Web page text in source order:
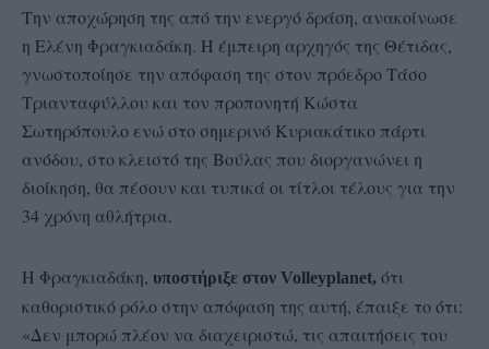
Την αποχώρηση της από την ενεργό δράση, ανακοίνωσε
η Ελένη Φραγκιαδάκη. Η έμπειρη αρχηγός της Θέτιδας,
γνωστοποίησε την απόφαση της στον πρόεδρο Τάσο
Τριανταφύλλου και τον προπονητή Κώστα
Σωτηρόπουλο ενώ στο σημερινό Κυριακάτικο πάρτι
ανόδου, στο κλειστό της Βούλας που διοργανώνει η
διοίκηση, θα πέσουν και τυπικά οι τίτλοι τέλους για την
34 χρόνη αθλήτρια.
Η Φραγκιαδάκη, υποστήριξε στον Volleyplanet, ότι
καθοριστικό ρόλο στην απόφαση της αυτή, έπαιξε το ότι:
«Δεν μπορώ πλέον να διαχειριστώ, τις απαιτήσεις του